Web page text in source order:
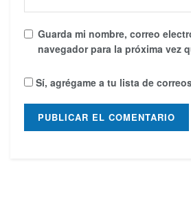
Guarda mi nombre, correo
navegador para la próxima vez
Sí, agrégame a tu lista de